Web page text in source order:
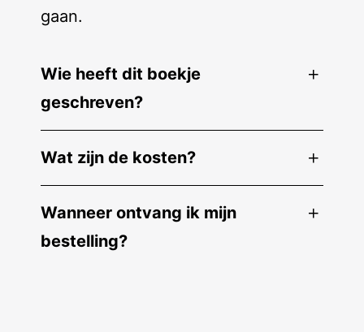
gaan.
Wie heeft dit boekje
geschreven?
Wat zijn de kosten?
Wanneer ontvang ik mijn
bestelling?